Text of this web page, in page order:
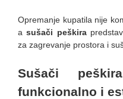
Opremanje kupatila nije
asušači peškira
za zagrevanje prostora i
Sušači
funkcionalno i